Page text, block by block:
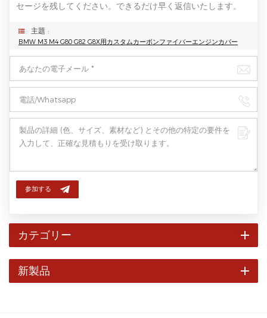
セージを残してください。できるだけ早く返信いたします。
主題 :
BMW M3 M4 G80 G82 G8X用カスタムカーボンファイバーエンジンカバー
参加する
カテゴリー
新製品